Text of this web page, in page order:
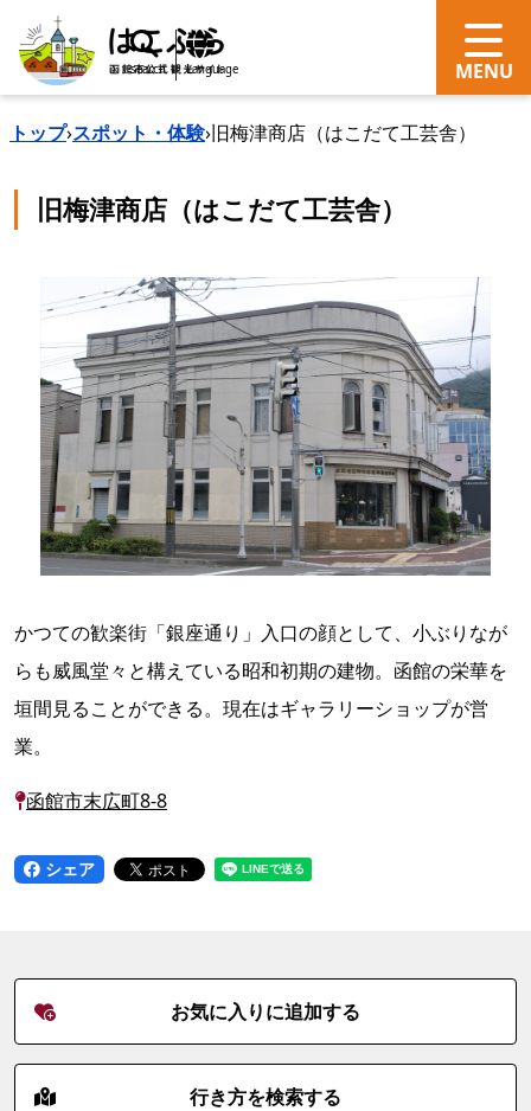
search Language
トップ›スポット・体験›旧梅津商店（はこだて工芸舎）
旧梅津商店（はこだて工芸舎）
かつての歓楽街「銀座通り」入口の顔として、小ぶりなが
らも威風堂々と構えている昭和初期の建物。函館の栄華を
垣間見ることができる。現在はギャラリーショップが営
業。
函館市末広町8-8
シェア
お気に入りに追加する
行き方を検索する